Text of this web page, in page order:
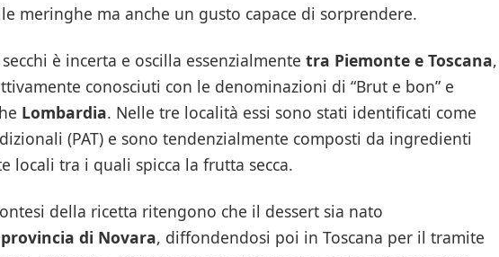
meringhe ma anche un gusto capace di sorprendere.
è incerta e oscilla essenzialmente tra Piemonte e Toscana,
conosciuti con le denominazioni di “Brut e bon” e
Lombardia. Nelle tre località essi sono stati identificati come
(PAT) e sono tendenzialmente composti da ingredienti
locali tra i quali spicca la frutta secca.
della ricetta ritengono che il dessert sia nato
di Novara, diffondendosi poi in Toscana per il tramite